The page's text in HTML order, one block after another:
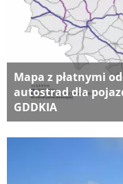
Mapa z płatnymi
autostrad dla
GDDKIA